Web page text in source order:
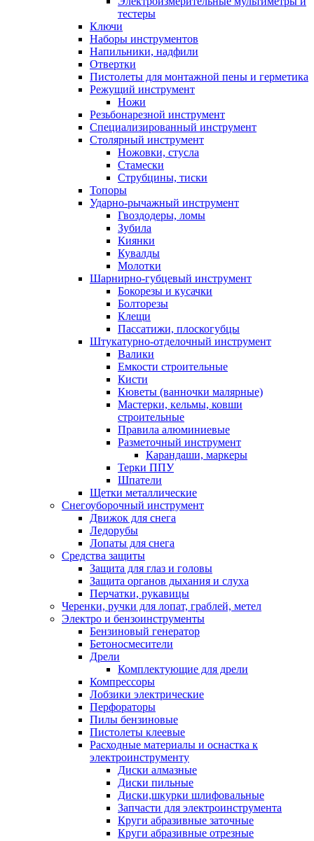
тестеры
Ключи
Наборы инструментов
Напильники, надфили
Отвертки
Пистолеты для монтажной пены и герметика
Режущий инструмент
Ножи
Резьбонарезной инструмент
Специализированный инструмент
Столярный инструмент
Ножовки, стусла
Стамески
Струбцины, тиски
Топоры
Ударно-рычажный инструмент
Гвоздодеры, ломы
Зубила
Киянки
Кувалды
Молотки
Шарнирно-губцевый инструмент
Бокорезы и кусачки
Болторезы
Клещи
Пассатижи, плоскогубцы
Штукатурно-отделочный инструмент
Валики
Емкости строительные
Кисти
Кюветы (ванночки малярные)
Мастерки, кельмы, ковши
строительные
Правила алюминиевые
Разметочный инструмент
Карандаши, маркеры
Терки ППУ
Шпатели
Щетки металлические
Снегоуборочный инструмент
Движок для снега
Ледорубы
Лопаты для снега
Средства защиты
Защита для глаз и головы
Защита органов дыхания и слуха
Перчатки, рукавицы
Черенки, ручки для лопат, граблей, метел
Электро и бензоинструменты
Бензиновый генератор
Бетоносмесители
Дрели
Комплектующие для дрели
Компрессоры
Лобзики электрические
Перфораторы
Пилы бензиновые
Пистолеты клеевые
Расходные материалы и оснастка к
электроинструменту
Диски алмазные
Диски пильные
Диски,шкурки шлифовальные
Запчасти для электроинструмента
Круги абразивные заточные
Круги абразивные отрезные